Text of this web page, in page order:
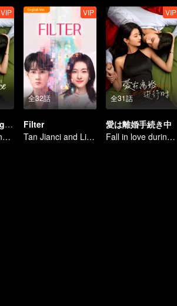
VIP
Love in the Edge of Divorce
Fall in love during the divorce
全32話
VIP
Filter
Tan Jianci and Li Landi: Life is Fun
全31話
VIP
愛は離婚手続き中
Fall in love during the divorce